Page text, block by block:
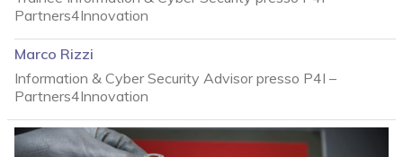
Partners4Innovation
Marco Rizzi
Information & Cyber Security Advisor presso P4I –
Partners4Innovation